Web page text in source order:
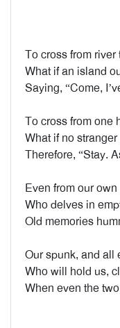
To cross from river
What if an island
Saying, “Come,
To cross from one
What if no
Therefore, “Stay.
Even from our
Who delves in
Old memories
Our spunk, and all
Who will hold us,
When even the